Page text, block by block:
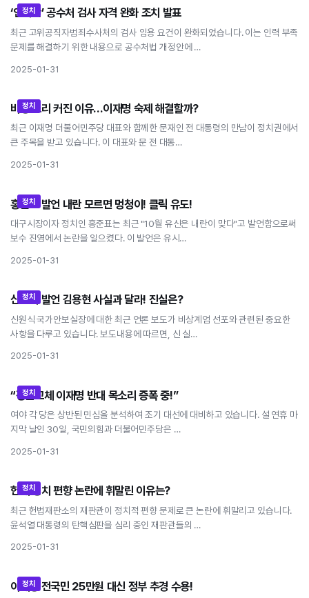
‘인력난’ 공수처 검사 자격 완화 조치 발표
‘인력난’ 공수처 검사 자격 완화 조치 발표
최근 고위공직자범죄수사처의 검사 임용 요건이 완화되었습니다. 이는 인력 부족
문제를 해결하기 위한 내용으로 공수처법 개정안에 …
2025-01-31
정치
비명 소리 커진 이유…이재명 숙제 해결할까?
비명 소리 커진 이유…이재명 숙제 해결할까?
최근 이재명 더불어민주당 대표와 함께한 문재인 전 대통령의 만남이 정치권에서
큰 주목을 받고 있습니다. 이 대표와 문 전 대통…
2025-01-31
정치
홍준표 발언 내란 모르면 멍청이! 클릭 유도!
홍준표 발언 내란 모르면 멍청이! 클릭 유도!
대구시장이자 정치인 홍준표는 최근 "10월 유신은 내란이 맞다"고 발언함으로써
보수 진영에서 논란을 일으켰다. 이 발언은 유시…
2025-01-31
정치
신원식 발언 김용현 사실과 달라! 진실은?
신원식 발언 김용현 사실과 달라! 진실은?
신원식 국가안보실장에 대한 최근 언론 보도가 비상계엄 선포와 관련된 중요한
사항을 다루고 있습니다. 보도내용에 따르면, 신 실…
2025-01-31
정치
“정권교체 이재명 반대 목소리 증폭 중!”
“정권교체 이재명 반대 목소리 증폭 중!”
여야 각 당은 상반된 민심을 분석하여 조기 대선에 대비하고 있습니다. 설 연휴 마
지막 날인 30일, 국민의힘과 더불어민주당은 …
2025-01-31
정치
헌재 정치 편향 논란에 휘말린 이유는?
헌재 정치 편향 논란에 휘말린 이유는?
최근 헌법재판소의 재판관이 정치적 편향 문제로 큰 논란에 휘말리고 있습니다.
윤석열 대통령의 탄핵심판을 심리 중인 재판관들의 …
2025-01-31
정치
이재명 전국민 25만원 대신 정부 추경 수용!
이재명 전국민 25만원 대신 정부 추경 수용!
정치